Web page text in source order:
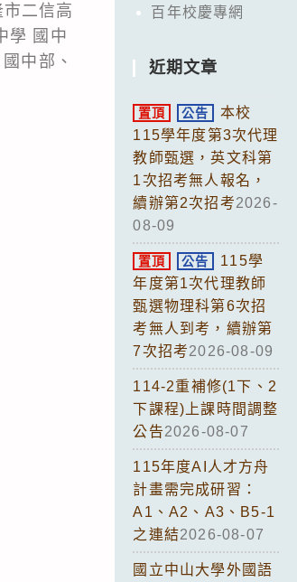
二信高
學 國中
中部、
百年校慶專網
近期文章
置頂 公告
本校
115學年度第3次代理
教師甄選，英文科第
1次招考無人報名，
續辦第2次招考2026-
08-09
置頂 公告
115學
年度第1次代理教師
甄選物理科第6次招
考無人到考，續辦第
7次招考2026-08-09
114-2重補修(1下、2
下課程)上課時間調整
公告2026-08-07
115年度AI人才方舟
計畫需完成研習：
A1、A2、A3、B5-1
之連結2026-08-07
國立中山大學外國語